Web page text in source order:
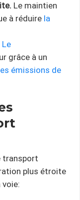
Le maintien
à réduire la
Le
grâce à un
émissions de
transport
plus étroite